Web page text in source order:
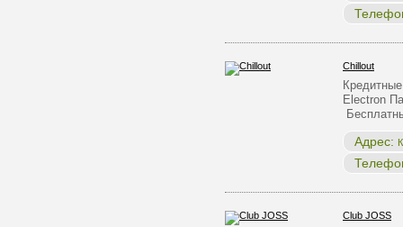
Chillout
Electron
Адрес:
Club JOSS